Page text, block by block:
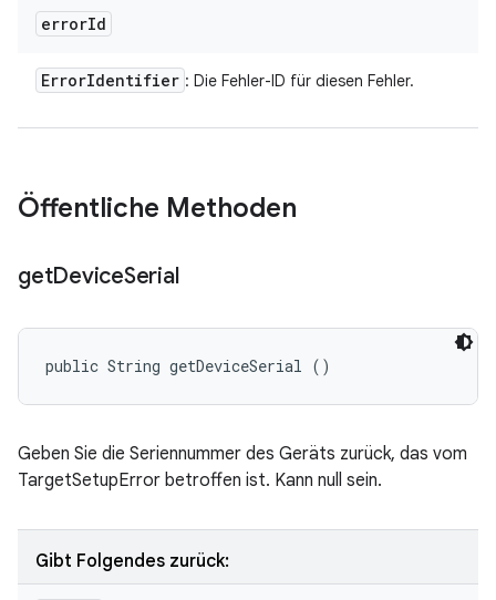
errorId
ErrorIdentifier : Die Fehler-ID für diesen Fehler.
Öffentliche Methoden
getDeviceSerial
public String getDeviceSerial ()
Geben Sie die Seriennummer des Geräts zurück, das vom
TargetSetupError betroffen ist. Kann null sein.
Gibt Folgendes zurück: